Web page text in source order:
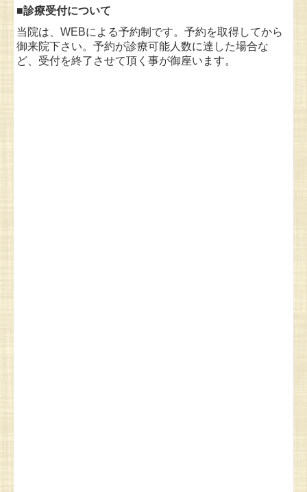
■診療受付について
当院は、WEBによる予約制です。予約を取得してから
御来院下さい。予約が診療可能人数に達した場合な
ど、受付を終了させて頂く事が御座います。